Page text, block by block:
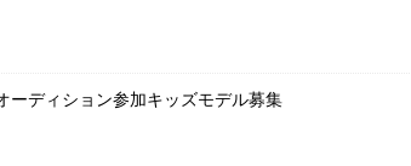
ーディション参加キッズモデル募集